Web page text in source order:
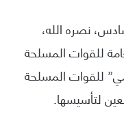
نصره الله،
للقوات المسلحة
للقوات المسلحة
لتأسيسها.